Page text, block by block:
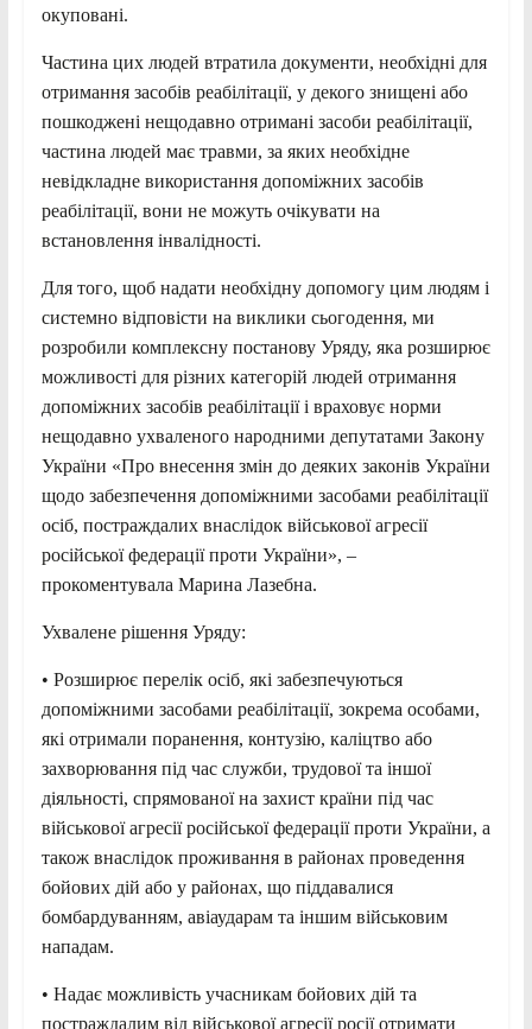
окуповані.
Частина цих людей втратила документи, необхідні для
отримання засобів реабілітації, у декого знищені або
пошкоджені нещодавно отримані засоби реабілітації,
частина людей має травми, за яких необхідне
невідкладне використання допоміжних засобів
реабілітації, вони не можуть очікувати на
встановлення інвалідності.
Для того, щоб надати необхідну допомогу цим людям і
системно відповісти на виклики сьогодення, ми
розробили комплексну постанову Уряду, яка розширює
можливості для різних категорій людей отримання
допоміжних засобів реабілітації і враховує норми
нещодавно ухваленого народними депутатами Закону
України «Про внесення змін до деяких законів України
щодо забезпечення допоміжними засобами реабілітації
осіб, постраждалих внаслідок військової агресії
російської федерації проти України», –
прокоментувала Марина Лазебна.
Ухвалене рішення Уряду:
• Розширює перелік осіб, які забезпечуються
допоміжними засобами реабілітації, зокрема особами,
які отримали поранення, контузію, каліцтво або
захворювання під час служби, трудової та іншої
діяльності, спрямованої на захист країни під час
військової агресії російської федерації проти України, а
також внаслідок проживання в районах проведення
бойових дій або у районах, що піддавалися
бомбардуванням, авіаударам та іншим військовим
нападам.
• Надає можливість учасникам бойових дій та
постраждалим від військової агресії росії отримати